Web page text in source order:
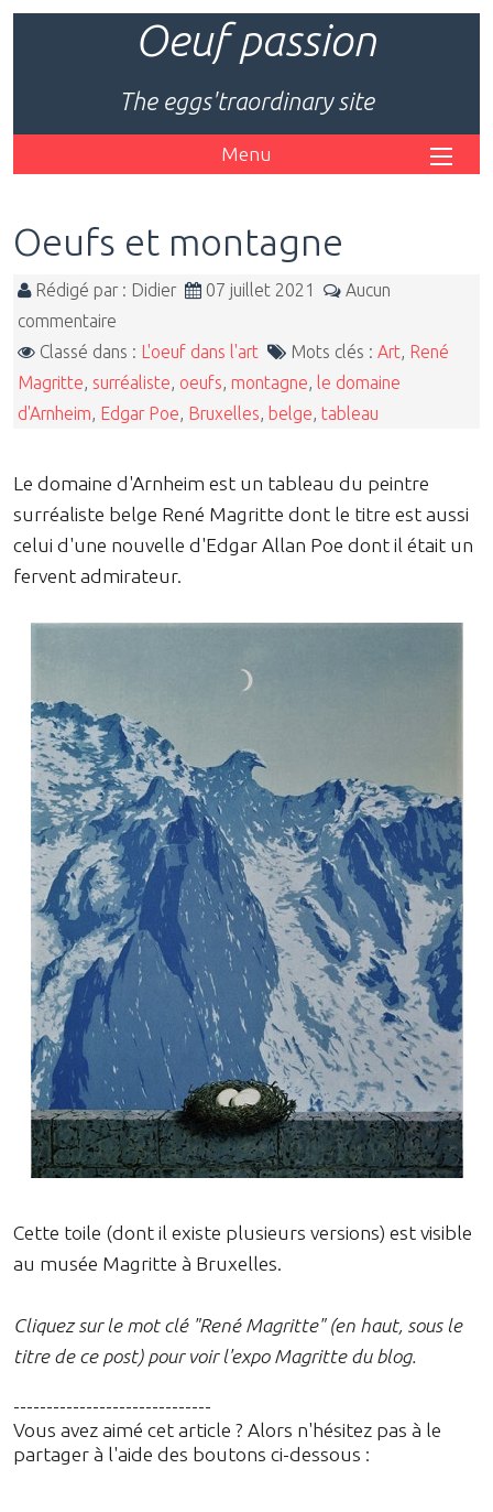
Oeuf passion
The eggs'traordinary site
Menu
Oeufs et montagne
Rédigé par : Didier 07 juillet 2021
Aucun
commentaire
Classé dans : L'oeuf dans l'art Mots clés : Art René
Magritte surréaliste oeufs montagne
le domaine
d'Arnheim Edgar Poe Bruxelles belge tableau
Le domaine d'Arnheim est un tableau du peintre
surréaliste belge René Magritte dont le titre est aussi
celui d'une nouvelle d'Edgar Allan Poe dont il était un
fervent admirateur.
Cette toile (dont il existe plusieurs versions) est visible
au musée Magritte à Bruxelles.
Cliquez sur le mot clé "René Magritte" (en haut, sous le
titre de ce post) pour voir l'expo Magritte du blog.
------------------------------
Vous avez aimé cet article ? Alors n'hésitez pas à le
partager à l'aide des boutons ci-dessous :